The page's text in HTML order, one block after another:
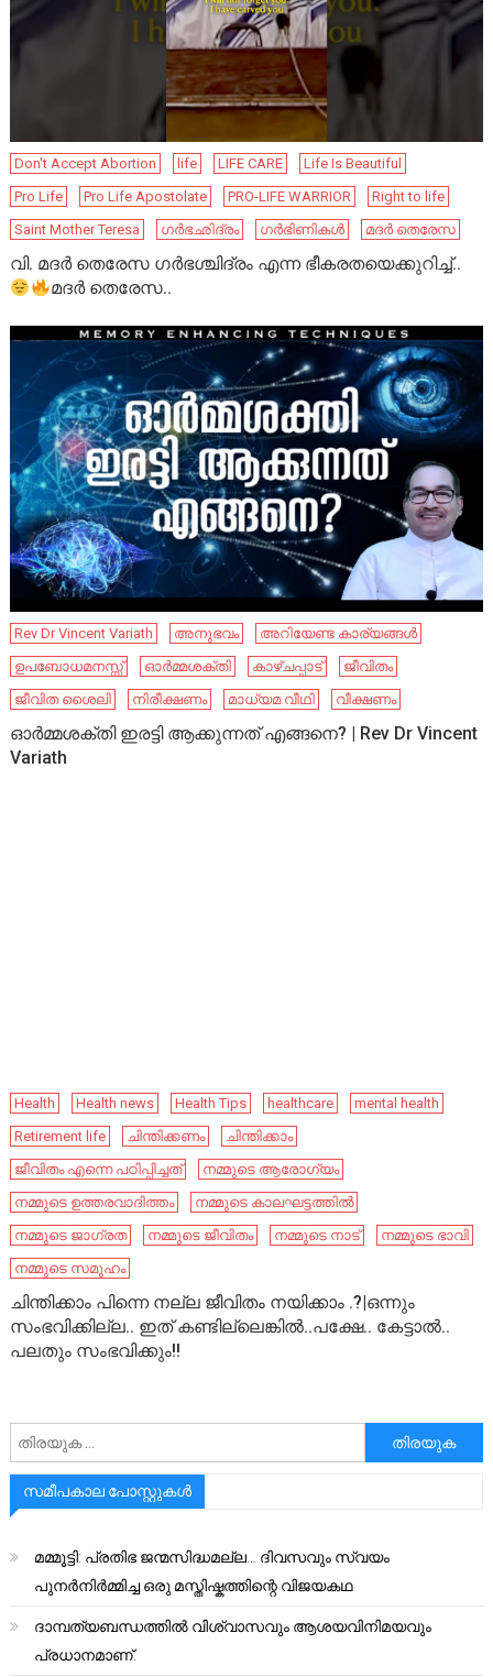
Don't Accept Abortion life LIFE CARE
Life Is Beautiful
Pro Life
Pro Life Apostolate PRO-LIFE WARRIOR
Right to life
Saint Mother Teresa
ഗർഭഛിദ്രം ഗർഭിണികൾ മദർ തെരേസ
വി. മദർ തെരേസ ഗർഭശ്ചിദ്രം എന്ന ഭീകരതയെക്കുറിച്ച്..
മദർ തെരേസ..
Rev Dr Vincent Variath അനുഭവം
അറിയേണ്ട കാര്യങ്ങൾ
ഉപബോധമനസ്സ്
ഓർമ്മശക്തി കാഴ്ചപ്പാട്
ജീവിതം
ജീവിത ശൈലി
നിരീക്ഷണം മാധ്യമ വീഥി വീക്ഷണം
ഓർമ്മശക്തി ഇരട്ടി ആക്കുന്നത് എങ്ങനെ? | Rev Dr Vincent
Variath
Health Health news Health Tips healthcare
mental health
Retirement life
ചിന്തിക്കണം
ചിന്തിക്കാം
ജീവിതം എന്നെ പഠിപ്പിച്ചത്
നമ്മുടെ ആരോഗ്യം
നമ്മുടെ ഉത്തരവാദിത്തം
നമ്മുടെ കാലഘട്ടത്തിൽ
നമ്മുടെ ജാഗ്രത
നമ്മുടെ ജീവിതം നമ്മുടെ നാട്‌
നമ്മുടെ ഭാവി
നമ്മുടെ സമൂഹം
ചിന്തിക്കാം പിന്നെ നല്ല ജീവിതം നയിക്കാം .?|ഒന്നും
സംഭവിക്കില്ല.. ഇത് കണ്ടില്ലെങ്കിൽ..പക്ഷേ.. കേട്ടാല്‍..
പലതും സംഭവിക്കും!!
അനേഷിക്കുക
സമീപകാല പോസ്റ്റുകൾ
മമ്മൂട്ടി: പ്രതിഭ ജന്മസിദ്ധമല്ല… ദിവസവും സ്വയം
പുനർനിർമ്മിച്ച ഒരു മസ്തിഷ്കത്തിന്റെ വിജയകഥ
ദാമ്പത്യബന്ധത്തിൽ വിശ്വാസവും ആശയവിനിമയവും
പ്രധാനമാണ്.